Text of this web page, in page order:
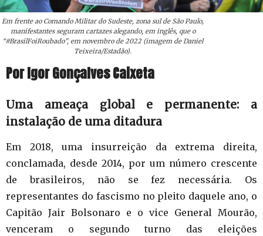
Em frente ao Comando Militar do Sudeste, zona sul de São Paulo,
manifestantes seguram cartazes alegando, em inglês, que o
“#BrasilFoiRoubado”, em novembro de 2022 (imagem de Daniel
Teixeira/Estadão).
Por Igor Gonçalves Caixeta
Uma ameaça global e permanente: a
instalação de uma ditadura
Em 2018, uma insurreição da extrema direita,
conclamada, desde 2014, por um número crescente
de brasileiros, não se fez necessária. Os
representantes do fascismo no pleito daquele ano, o
Capitão Jair Bolsonaro e o vice General Mourão,
venceram o segundo turno das eleições